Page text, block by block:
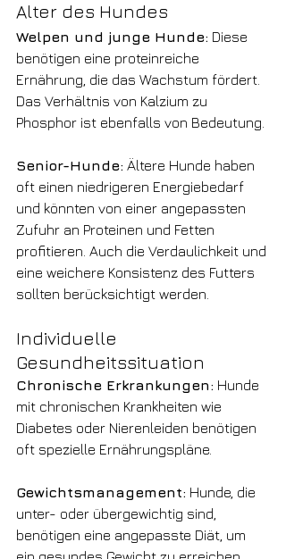
Alter des Hundes
Welpen und junge Hunde: Diese
benötigen eine proteinreiche
Ernährung, die das Wachstum fördert.
Das Verhältnis von Kalzium zu
Phosphor ist ebenfalls von Bedeutung.
Senior-Hunde: Ältere Hunde haben
oft einen niedrigeren Energiebedarf
und könnten von einer angepassten
Zufuhr an Proteinen und Fetten
profitieren. Auch die Verdaulichkeit und
eine weichere Konsistenz des Futters
sollten berücksichtigt werden.
Individuelle
Gesundheitssituation
Chronische Erkrankungen: Hunde
mit chronischen Krankheiten wie
Diabetes oder Nierenleiden benötigen
oft spezielle Ernährungspläne.
Gewichtsmanagement: Hunde, die
unter- oder übergewichtig sind,
benötigen eine angepasste Diät, um